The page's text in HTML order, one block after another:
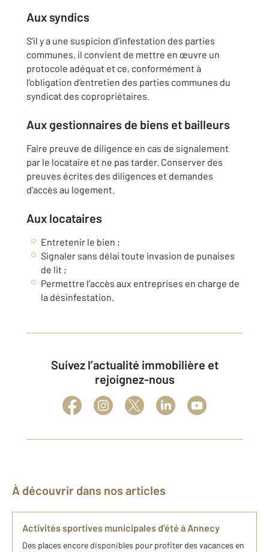
Aux syndics
S’il y a une suspicion d’infestation des parties
communes, il convient de mettre en œuvre un
protocole adéquat et ce, conformément à
l’obligation d’entretien des parties communes du
syndicat des copropriétaires.
Aux gestionnaires de biens et bailleurs
Faire preuve de diligence en cas de signalement
par le locataire et ne pas tarder. Conserver des
preuves écrites des diligences et demandes
d’accès au logement.
Aux locataires
Entretenir le bien ;
Signaler sans délai toute invasion de punaises
de lit ;
Permettre l’accès aux entreprises en charge de
la désinfestation.
Suivez l’actualité immobilière et
rejoignez-nous
À découvrir dans nos articles
Activités sportives municipales d’été à Annecy
Des places encore disponibles pour profiter des vacances en